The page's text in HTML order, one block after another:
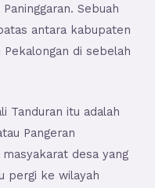
Sebuah
antara kabupaten
di sebelah
Tanduran itu adalah
Pangeran
desa yang
pergi ke wilayah